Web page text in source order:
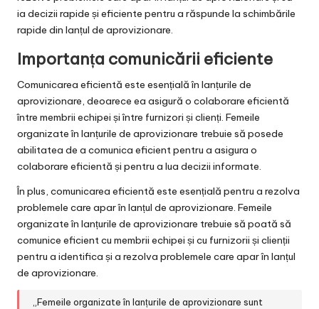
ia decizii rapide și eficiente pentru a răspunde la schimbările
rapide din lanțul de aprovizionare.
Importanța comunicării eficiente
Comunicarea eficientă este esențială în lanțurile de
aprovizionare, deoarece ea asigură o colaborare eficientă
între membrii echipei și între furnizori și clienți. Femeile
organizate în lanțurile de aprovizionare trebuie să posede
abilitatea de a comunica eficient pentru a asigura o
colaborare eficientă și pentru a lua decizii informate.
În plus, comunicarea eficientă este esențială pentru a rezolva
problemele care apar în lanțul de aprovizionare. Femeile
organizate în lanțurile de aprovizionare trebuie să poată să
comunice eficient cu membrii echipei și cu furnizorii și clienții
pentru a identifica și a rezolva problemele care apar în lanțul
de aprovizionare.
„Femeile organizate în lanțurile de aprovizionare sunt